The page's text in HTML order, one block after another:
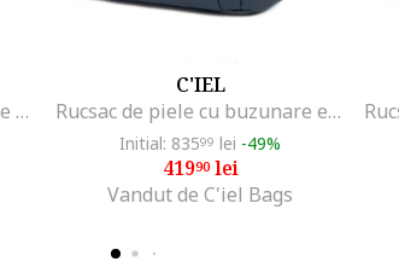
Rucsac din piele cu buzunare exterioare Teya, Negru stins
C'IEL
Rucsac de piele cu buzunare exterioare Hazel, Albastru prafuit
Initial: 83599 lei -49%
41990lei
Vandut de C'iel Bags